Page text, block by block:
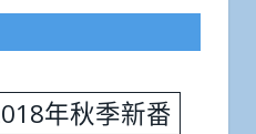
年秋季新番